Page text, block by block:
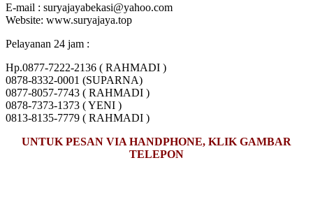
E-mail : suryajayabekasi@yahoo.com
Website: www.suryajaya.top
Pelayanan 24 jam :
Hp.0877-7222-2136 ( RAHMADI )
0878-8332-0001 (SUPARNA)
0877-8057-7743 ( RAHMADI )
0878-7373-1373 ( YENI )
0813-8135-7779 ( RAHMADI )
UNTUK PESAN VIA HANDPHONE, KLIK GAMBAR
TELEPON